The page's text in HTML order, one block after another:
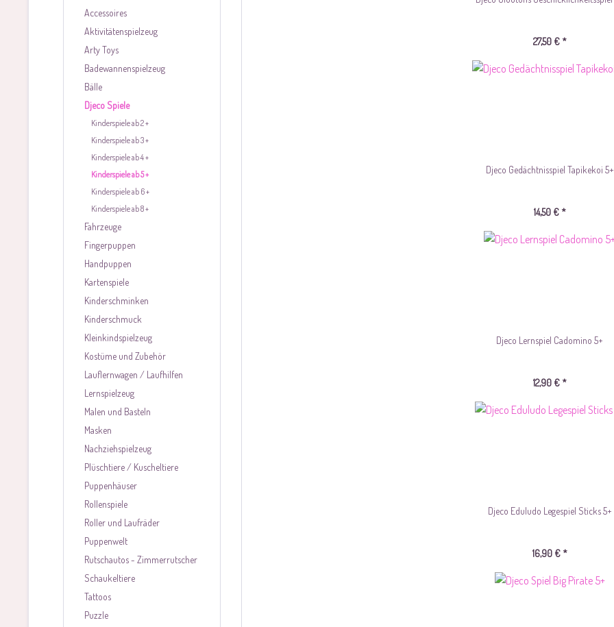
Accessoires
Aktivitätenspielzeug
Arty Toys
Badewannenspielzeug
Bälle
Djeco Spiele
Kinderspiele ab 2 +
Kinderspiele ab 3 +
Kinderspiele ab 4 +
Kinderspiele ab 5 +
Kinderspiele ab 6 +
Kinderspiele ab 8 +
Fahrzeuge
Fingerpuppen
Handpuppen
Kartenspiele
Kinderschminken
Kinderschmuck
Kleinkindspielzeug
Kostüme und Zubehör
Lauflernwagen / Laufhilfen
Lernspielzeug
Malen und Basteln
Masken
Nachziehspielzeug
Plüschtiere / Kuscheltiere
Puppenhäuser
Rollenspiele
Roller und Laufräder
Puppenwelt
Rutschautos - Zimmerrutscher
Schaukeltiere
Tattoos
Puzzle
27,50 € *
Djeco Gedächtnisspiel Tapikekoi 5+
14,50 € *
Djeco Lernspiel Cadomino 5+
12,90 € *
Djeco Eduludo Legespiel Sticks 5+
16,90 € *